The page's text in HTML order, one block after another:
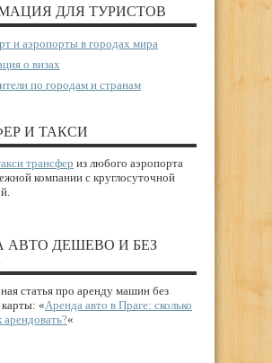
ДЛЯ ТУРИСТОВ
и аэропорты в городах мира
о визах
по городам и странам
И ТАКСИ
трансфер из любого аэропорта
компании с круглосуточной
АВТО ДЕШЕВО И БЕЗ
статья про аренду машин без
«Аренда авто в Праге: сколько
арендовать?«